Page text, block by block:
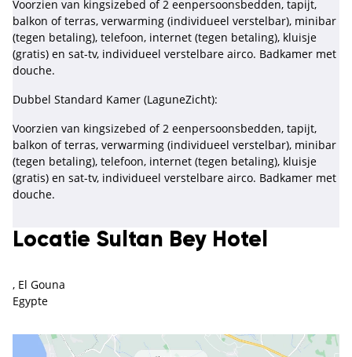
Voorzien van kingsizebed of 2 eenpersoonsbedden, tapijt,
balkon of terras, verwarming (individueel verstelbar), minibar
(tegen betaling), telefoon, internet (tegen betaling), kluisje
(gratis) en sat-tv, individueel verstelbare airco. Badkamer met
douche.
Dubbel Standard Kamer (LaguneZicht):
Voorzien van kingsizebed of 2 eenpersoonsbedden, tapijt,
balkon of terras, verwarming (individueel verstelbar), minibar
(tegen betaling), telefoon, internet (tegen betaling), kluisje
(gratis) en sat-tv, individueel verstelbare airco. Badkamer met
douche.
Locatie Sultan Bey Hotel
, El Gouna
Egypte